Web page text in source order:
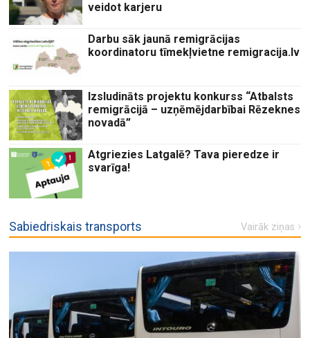
veidot karjeru
Darbu sāk jaunā remigrācijas
koordinatoru tīmekļvietne remigracija.lv
Izsludināts projektu konkurss “Atbalsts
remigrācijā – uzņēmējdarbībai Rēzeknes
novadā”
Atgriezies Latgalē? Tava pieredze ir
svarīga!
Vairāk ziņas
Sabiedriskais transports